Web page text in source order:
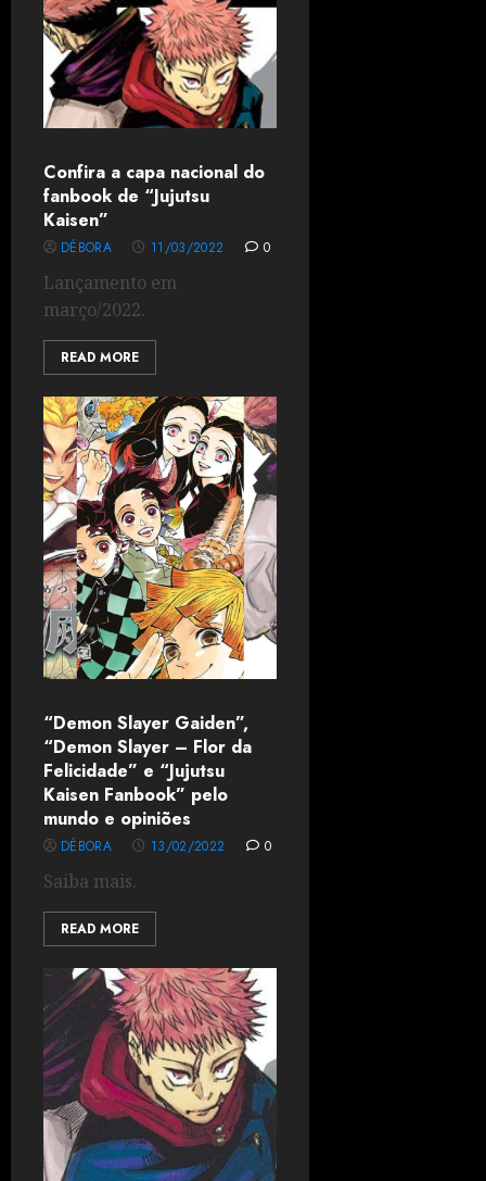
Confira a capa nacional do
fanbook de “Jujutsu
Kaisen”
DÉBORA 11/03/2022 0
Lançamento em
março/2022.
READ MORE
“Demon Slayer Gaiden”,
“Demon Slayer – Flor da
Felicidade” e “Jujutsu
Kaisen Fanbook” pelo
mundo e opiniões
DÉBORA 13/02/2022 0
Saiba mais.
READ MORE